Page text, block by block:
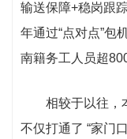
输送保障+稳岗跟
年通过“点对点”包
南籍务工人员超
相较于以往，本
不仅打通了 “家门